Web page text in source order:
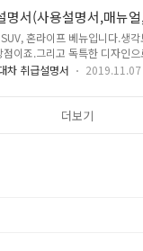
말은 즉슨 깡통모델(최하위트
는 말인데...(정말?) 확인을 위
터JS N 모델 제외일반 벨로스
달로그에는 옵션에 따른 전조
었는데 말이죠. * 출처 : 현대자
명서(사용설명서,매뉴
혼라이프 베뉴입니다.생각
이죠.그리고 독특한 디자인으
종 옵션은 '편의장치'파일을,
설명서를 하나로 합친 합본을최
차 취급설명서 2019.11.07
더보기